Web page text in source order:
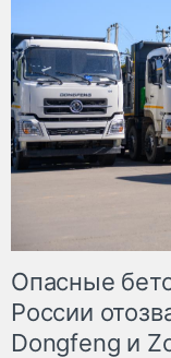
Опасные
России
Dongfeng и